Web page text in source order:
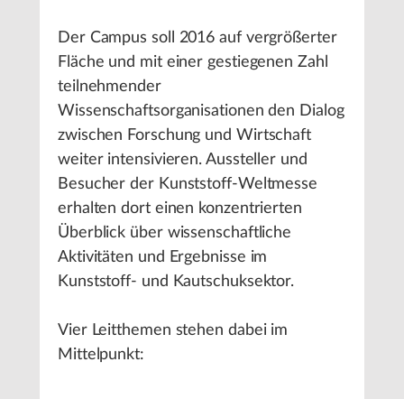
Der Campus soll 2016 auf vergrößerter
Fläche und mit einer gestiegenen Zahl
teilnehmender
Wissenschaftsorganisationen den Dialog
zwischen Forschung und Wirtschaft
weiter intensivieren. Aussteller und
Besucher der Kunststoff-Weltmesse
erhalten dort einen konzentrierten
Überblick über wissenschaftliche
Aktivitäten und Ergebnisse im
Kunststoff- und Kautschuksektor.
Vier Leitthemen stehen dabei im
Mittelpunkt: